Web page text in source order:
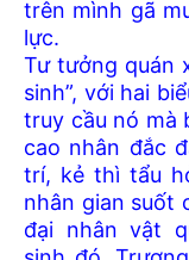
trên mình gã
lực.
Tư tưởng quán
sinh”, với hai
truy cầu nó mà
cao nhân đắc
trí, kẻ thì tẩu
nhân gian suốt
đại nhân vật